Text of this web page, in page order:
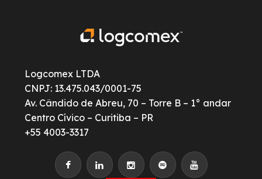
Logcomex LTDA
CNPJ: 13.475.043/0001-75
Av. Cândido de Abreu, 70 – Torre B – 1° andar
Centro Cívico – Curitiba – PR
+55 4003-3317